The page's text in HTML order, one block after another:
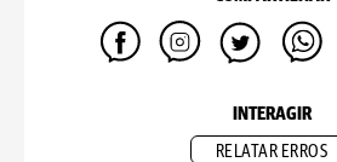
INTERAGIR
RELATAR ERROS